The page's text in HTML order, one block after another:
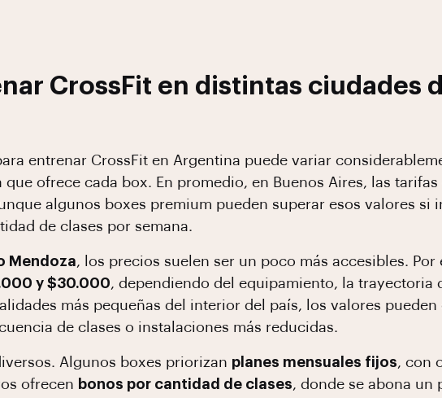
CrossFit en distintas ciudades
entrenar CrossFit en Argentina puede variar
ofrece cada box. En promedio, en Buenos Aires, las
algunos boxes premium pueden superar esos valores si
de clases por semana.
Mendoza, los precios suelen ser un poco más accesibles. Por
y $30.000, dependiendo del equipamiento, la trayectoria
más pequeñas del interior del país, los valores pueden
de clases o instalaciones más reducidas.
Algunos boxes priorizan planes mensuales fijos, con
ofrecen bonos por cantidad de clases, donde se abona un